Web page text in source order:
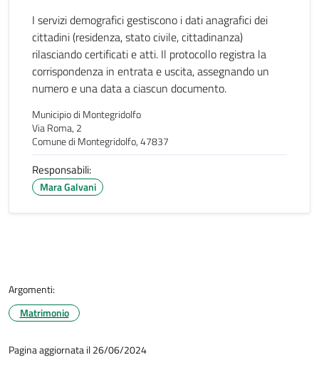
I servizi demografici gestiscono i dati anagrafici dei
cittadini (residenza, stato civile, cittadinanza)
rilasciando certificati e atti. Il protocollo registra la
corrispondenza in entrata e uscita, assegnando un
numero e una data a ciascun documento.
Municipio di Montegridolfo
Via Roma, 2
Comune di Montegridolfo, 47837
Responsabili:
Mara Galvani
Argomenti:
Matrimonio
Pagina aggiornata il 26/06/2024